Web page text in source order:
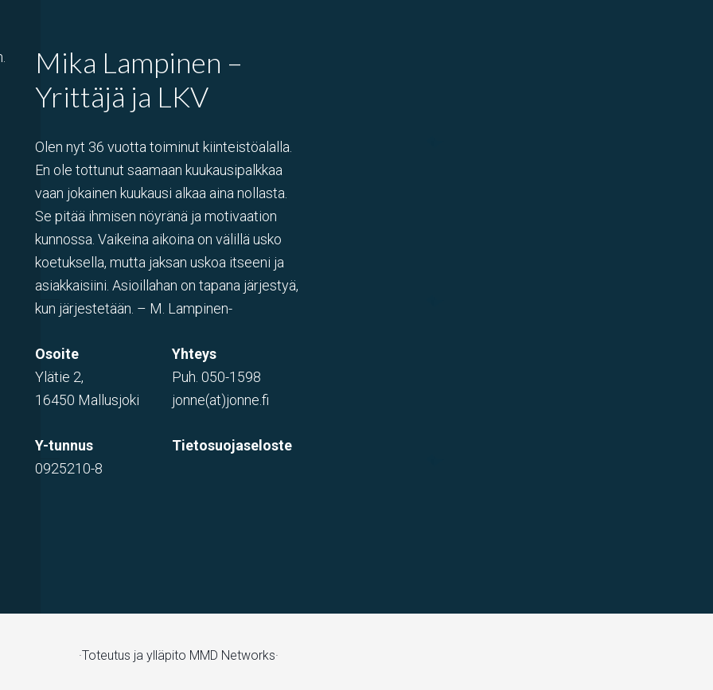
Mika Lampinen –
Yrittäjä ja LKV
Olen nyt 36 vuotta toiminut kiinteistöalalla.
En ole tottunut saamaan kuukausipalkkaa
vaan jokainen kuukausi alkaa aina nollasta.
Se pitää ihmisen nöyränä ja motivaation
kunnossa. Vaikeina aikoina on välillä usko
koetuksella, mutta jaksan uskoa itseeni ja
asiakkaisiini. Asioillahan on tapana järjestyä,
kun järjestetään. – M. Lampinen-
Osoite
Ylätie 2,
16450 Mallusjoki
Yhteys
Puh.050-1598
jonne(at)jonne.fi
Y-tunnus
0925210-8
Tietosuojaseloste
·Toteutus ja ylläpito MMD Networks·